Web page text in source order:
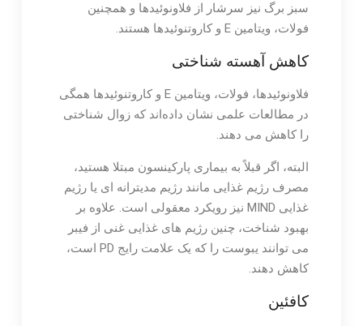
سبز برگ نیز سرشار از فلاونوئیدها و همچنین
فولات، ویتامین E و کاروتنوئیدها هستند.
کاهش آهسته شناختی
فلاونوئیدها، فولات، ویتامین E و کاروتنوئیدها همگی
در مطالعات علمی نشان داده‌اند که زوال شناختی
را کاهش می دهند.
البته، اگر قبلاً به بیماری پارکینسون مبتلا هستید،
مصرف رژیم غذایی مانند رژیم مدیترانه ای یا رژیم
غذایی MIND نیز رویکرد معقولی است. علاوه بر
بهبود شناخت، چنین رژیم های غذایی غنی از فیبر
می توانند یبوست را که یک علامت رایج PD است،
کاهش دهند.
کافئین